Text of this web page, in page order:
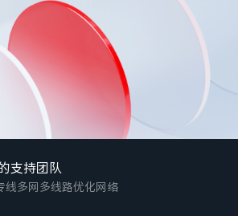
支持团队
线多网多线路优化网络